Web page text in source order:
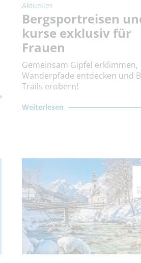
Aktuelles
Bergsportreisen
kurse exklusiv für
Frauen
Gemeinsam Gipfel erklimmen,
Wanderpfade entdecken und
Trails erobern!
Weiterlesen